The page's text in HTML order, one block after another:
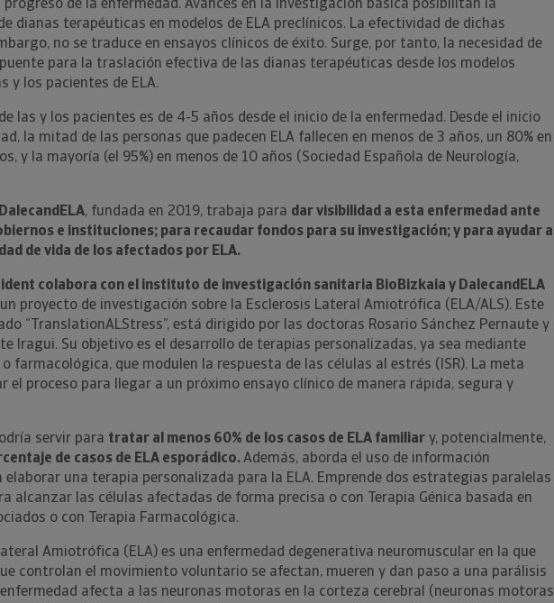
de la enfermedad. Avances en la investigación básica posibilitan la
dianas terapéuticas en modelos de ELA preclínicos. La efectividad de dichas
no se traduce en ensayos clínicos de éxito. Surge, por tanto, la necesidad de
para la traslación efectiva de las dianas terapéuticas desde los modelos
y los pacientes de ELA.
las y los pacientes es de 4-5 años desde el inicio de la enfermedad. Desde el inicio
la mitad de las personas que padecen ELA fallecen en menos de 3 años, un 80% en
y la mayoría (el 95%) en menos de 10 años (Sociedad Española de Neurología,
, fundada en 2019, trabaja para dar visibilidad a esta enfermedad ante
e instituciones; para recaudar fondos para su investigación; y para ayudar a
de vida de los afectados por ELA.
colabora con el instituto de investigación sanitaria BioBizkaia y DalecandELA
proyecto de investigación sobre la Esclerosis Lateral Amiotrófica (ELA/ALS). Este
“TranslationALStress”, está dirigido por las doctoras Rosario Sánchez Pernaute y
Iragui. Su objetivo es el desarrollo de terapias personalizadas, ya sea mediante
farmacológica, que modulen la respuesta de las células al estrés (ISR). La meta
el proceso para llegar a un próximo ensayo clínico de manera rápida, segura y
servir para tratar al menos 60% de los casos de ELA familiar y, potencialmente,
de casos de ELA esporádico.Además, aborda el uso de información
elaborar una terapia personalizada para la ELA. Emprende dos estrategias paralelas
alcanzar las células afectadas de forma precisa o con Terapia Génica basada en
o con Terapia Farmacológica.
Amiotrófica (ELA) es una enfermedad degenerativa neuromuscular en la que
controlan el movimiento voluntario se afectan, mueren y dan paso a una parálisis
afecta a las neuronas motoras en la corteza cerebral (neuronas motoras